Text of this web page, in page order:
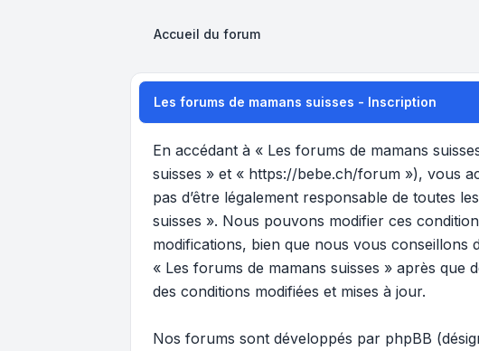
Accueil du forum
Les forums de mamans suisses - Inscription
En accédant à « Les forums de mamans
suisses » et « https://bebe.ch/forum »), vous
pas d’être légalement responsable de toutes
suisses ». Nous pouvons modifier ces
modifications, bien que nous vous
« Les forums de mamans suisses » après que
des conditions modifiées et mises à jour.
Nos forums sont développés par phpBB